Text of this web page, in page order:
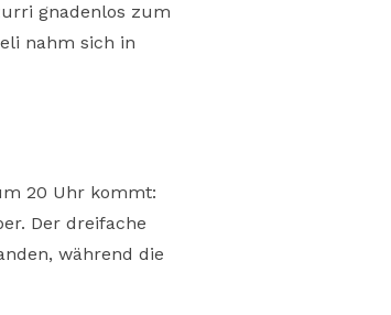
gnadenlos zum
nahm sich in
20 Uhr kommt:
Der dreifache
während die